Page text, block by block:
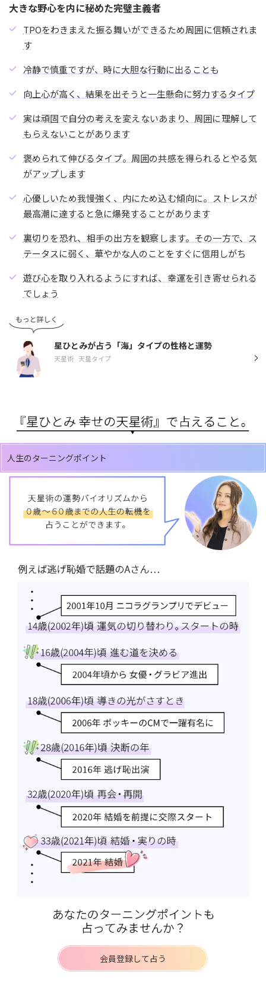
大きな野心を内に秘めた完璧主義者
TPOをわきまえた振る舞いができるため周囲に信頼されま
す
冷静で慎重ですが、時に大胆な行動に出ることも
向上心が高く、結果を出そうと一生懸命に努力するタイプ
実は頑固で自分の考えを変えないあまり、周囲に理解して
もらえないことがあります
褒められて伸びるタイプ。周囲の共感を得られるとやる気
がアップします
心優しいため我慢強く、内にため込む傾向に。ストレスが
最高潮に達すると急に爆発することがあります
裏切りを恐れ、相手の出方を観察します。その一方で、ス
テータスに弱く、華やかな人のことをすぐに信用しがち
遊び心を取り入れるようにすれば、幸運を引き寄せられる
でしょう
星ひとみが占う「海」タイプの性格と運勢
天星術 天星タイプ
人生のターニングポイント
会員登録して占う